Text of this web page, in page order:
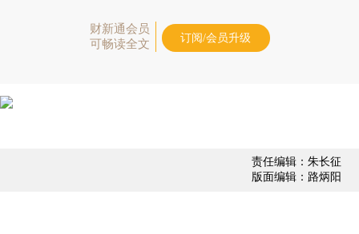
财新通会员
可畅读全文
订阅/会员升级
责任编辑：朱长征
版面编辑：路炳阳